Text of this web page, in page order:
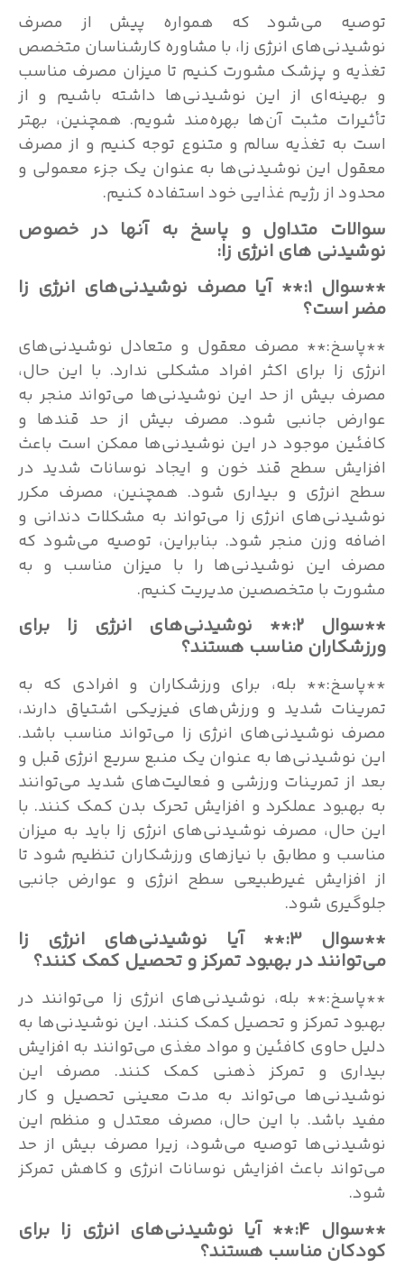
توصیه می‌شود که همواره پیش از مصرف
نوشیدنی‌های انرژی زا، با مشاوره کارشناسان متخصص
تغذیه و پزشک مشورت کنیم تا میزان مصرف مناسب
و بهینه‌ای از این نوشیدنی‌ها داشته باشیم و از
تأثیرات مثبت آن‌ها بهره‌مند شویم. همچنین، بهتر
است به تغذیه سالم و متنوع توجه کنیم و از مصرف
معقول این نوشیدنی‌ها به عنوان یک جزء معمولی و
محدود از رژیم غذایی خود استفاده کنیم.
سوالات متداول و پاسخ به آنها در خصوص
نوشیدنی های انرژی زا:
**سوال ۱:** آیا مصرف نوشیدنی‌های انرژی زا
مضر است؟
**پاسخ:** مصرف معقول و متعادل نوشیدنی‌های
انرژی زا برای اکثر افراد مشکلی ندارد. با این حال،
مصرف بیش از حد این نوشیدنی‌ها می‌تواند منجر به
عوارض جانبی شود. مصرف بیش از حد قندها و
کافئین موجود در این نوشیدنی‌ها ممکن است باعث
افزایش سطح قند خون و ایجاد نوسانات شدید در
سطح انرژی و بیداری شود. همچنین، مصرف مکرر
نوشیدنی‌های انرژی زا می‌تواند به مشکلات دندانی و
اضافه وزن منجر شود. بنابراین، توصیه می‌شود که
مصرف این نوشیدنی‌ها را با میزان مناسب و به
مشورت با متخصصین مدیریت کنیم.
**سوال ۲:** نوشیدنی‌های انرژی زا برای
ورزشکاران مناسب هستند؟
**پاسخ:** بله، برای ورزشکاران و افرادی که به
تمرینات شدید و ورزش‌های فیزیکی اشتیاق دارند،
مصرف نوشیدنی‌های انرژی زا می‌تواند مناسب باشد.
این نوشیدنی‌ها به عنوان یک منبع سریع انرژی قبل و
بعد از تمرینات ورزشی و فعالیت‌های شدید می‌توانند
به بهبود عملکرد و افزایش تحرک بدن کمک کنند. با
این حال، مصرف نوشیدنی‌های انرژی زا باید به میزان
مناسب و مطابق با نیازهای ورزشکاران تنظیم شود تا
از افزایش غیرطبیعی سطح انرژی و عوارض جانبی
جلوگیری شود.
**سوال ۳:** آیا نوشیدنی‌های انرژی زا
می‌توانند در بهبود تمرکز و تحصیل کمک کنند؟
**پاسخ:** بله، نوشیدنی‌های انرژی زا می‌توانند در
بهبود تمرکز و تحصیل کمک کنند. این نوشیدنی‌ها به
دلیل حاوی کافئین و مواد مغذی می‌توانند به افزایش
بیداری و تمرکز ذهنی کمک کنند. مصرف این
نوشیدنی‌ها می‌تواند به مدت معینی تحصیل و کار
مفید باشد. با این حال، مصرف معتدل و منظم این
نوشیدنی‌ها توصیه می‌شود، زیرا مصرف بیش از حد
می‌تواند باعث افزایش نوسانات انرژی و کاهش تمرکز
شود.
**سوال ۴:** آیا نوشیدنی‌های انرژی زا برای
کودکان مناسب هستند؟